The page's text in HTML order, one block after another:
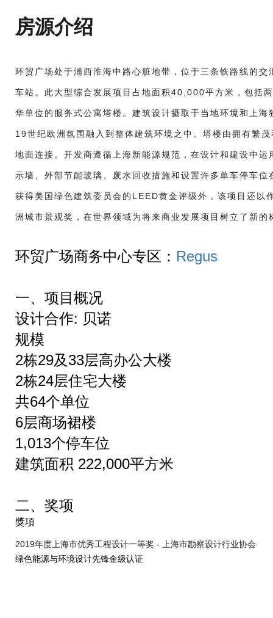
房源介绍
环贸广场处于浦西淮海中路心脏地带，位于三条铁路线的
车站。此大型综合发展项目占地面积40,000平方米，包括
华单位的服务式公寓塔楼。建筑设计摄取于当地环境和上
19世纪欧洲氛围融入到整体建筑环境之中。塔楼由拥有繁
地面连接。 开发商遵循上海新能源规范，在设计和建设中
示墙、外部节能玻璃、废水回收措施和设置许多单车停车
获得美国绿色建筑委员会的LEED黄金评级外，该项目还以
洲城市景观奖，在世界领域为将来商业发展项目树立了新的
环贸广场商务中心专区： Regus
一、项目概况
设计合作: 贝诺
规模
2栋29及33层高办公大楼
2栋24层住宅大楼
共64个单位
6层商场裙楼
1,013个停车位
建筑面积 222,000平方米
二、奖项
獎項
2019年度上海市优秀工程设计一等奖 - 上海市勘察设计行业协会
绿色能源与环境设计先锋金级认证